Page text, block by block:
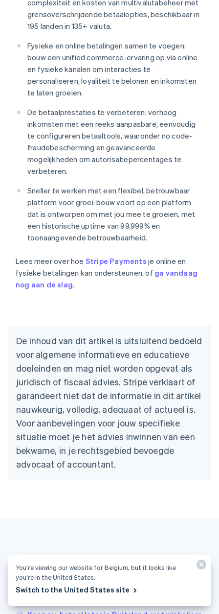
complexiteit en kosten van multivalutabeheer met
grensoverschrijdende betaalopties, beschikbaar in
195 landen in 135+ valuta.
Fysieke en online betalingen samen te voegen:
bouw een unified commerce-ervaring op via online
en fysieke kanalen om interacties te
personaliseren, loyaliteit te belonen en inkomsten
te laten groeien.
De betaalprestaties te verbeteren: verhoog
inkomsten met een reeks aanpasbare, eenvoudig
te configureren betaaltools, waaronder no code-
fraudebescherming en geavanceerde
mogelijkheden om autorisatiepercentages te
verbeteren.
Sneller te werken met een flexibel, betrouwbaar
platform voor groei: bouw voort op een platform
dat is ontworpen om met jou mee te groeien, met
een historische uptime van 99,999% en
toonaangevende betrouwbaarheid.
Lees meer over hoe Stripe Payments je online en
fysieke betalingen kan ondersteunen, of ga vandaag
nog aan de slag.
De inhoud van dit artikel is uitsluitend bedoeld
voor algemene informatieve en educatieve
doeleinden en mag niet worden opgevat als
juridisch of fiscaal advies. Stripe verklaart of
garandeert niet dat de informatie in dit artikel
nauwkeurig, volledig, adequaat of actueel is.
Voor aanbevelingen voor jouw specifieke
situatie moet je het advies inwinnen van een
bekwame, in je rechtsgebied bevoegde
advocaat of accountant.
Meer artikelen
Alle artikelen over betalingen bekijken
English
Nederlands Français DeutschEnglish
Brazilië
Português
Bulgarije
English
Canada
Cyprus
English
Denemarken
English
Duitsland
DeutschEnglish
English
English
Hongarije
Hongkong SAR, China
You’re viewing our website for Belgium, but it looks like
you’re in the United States.
Switch to the United States site